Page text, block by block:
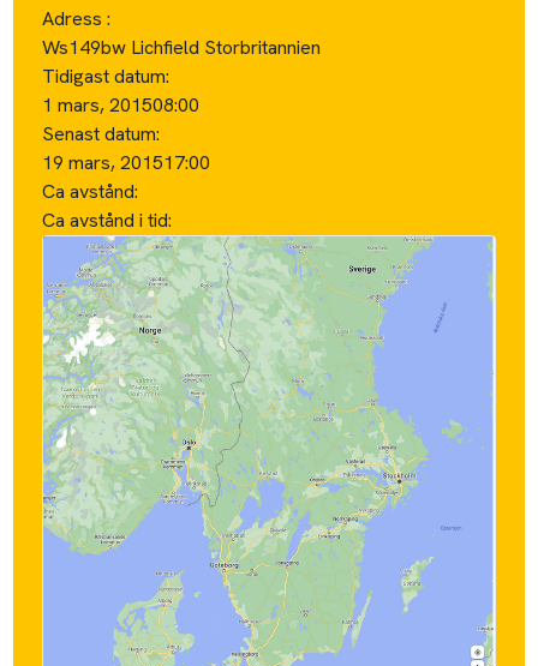
Adress :
Ws149bw Lichfield Storbritannien
Tidigast datum:
1 mars, 201508:00
Senast datum:
19 mars, 201517:00
Ca avstånd:
Ca avstånd i tid: